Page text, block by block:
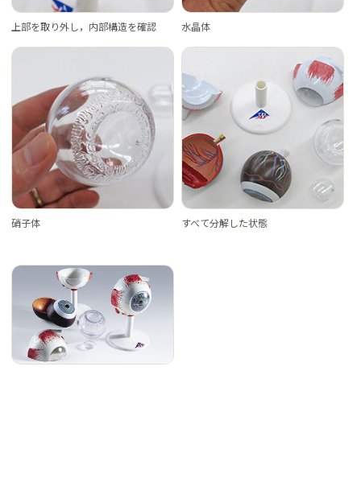
上部を取り外し，内部構造を確認 水晶体
硝子体 すべて分解した状態